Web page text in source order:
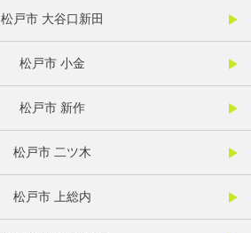
松戸市 大谷口新田
松戸市 小金
松戸市 新作
松戸市 二ツ木
松戸市 上総内